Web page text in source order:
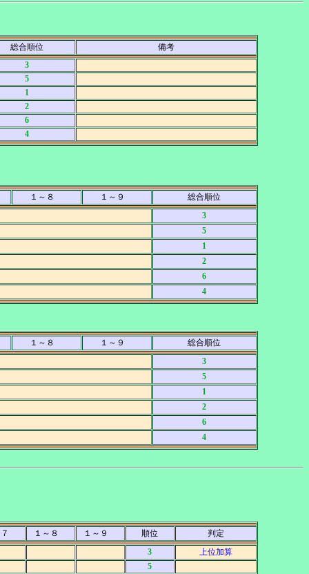
総合順位
備考
3
5
1
2
6
4
１～８ １～９
総合順位
3
5
1
2
6
4
１～８ １～９
総合順位
3
5
1
2
6
4
７ １～８ １～９ 順位
判定
3
上位加算
5